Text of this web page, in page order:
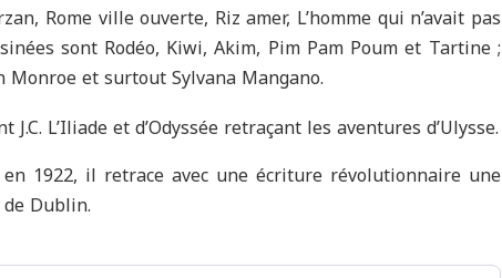
Rome ville ouverte, Riz amer, L’homme qui n’avait pas
sont Rodéo, Kiwi, Akim, Pim Pam Poum et Tartine ;
et surtout Sylvana Mangano.
J.C. L’Iliade et d’Odyssée retraçant les aventures d’Ulysse.
1922, il retrace avec une écriture révolutionnaire une
Dublin.